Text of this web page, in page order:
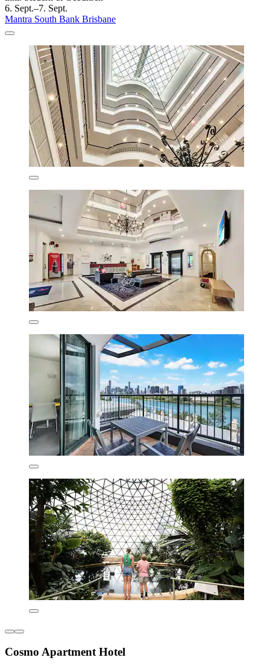
6. Sept.–7. Sept.
Mantra South Bank Brisbane
Cosmo Apartment Hotel